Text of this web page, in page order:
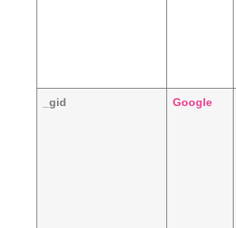
_gid Google